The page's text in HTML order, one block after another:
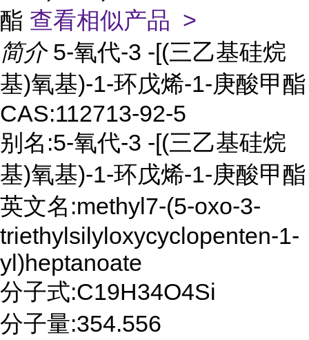
酯 查看相似产品 >
简介 5-氧代-3 -[(三乙基硅烷
基)氧基)-1-环戊烯-1-庚酸甲酯
CAS:112713-92-5
别名:5-氧代-3 -[(三乙基硅烷
基)氧基)-1-环戊烯-1-庚酸甲酯
英文名:methyl7-(5-oxo-3-
triethylsilyloxycyclopenten-1-
yl)heptanoate
分子式:C19H34O4Si
分子量:354.556